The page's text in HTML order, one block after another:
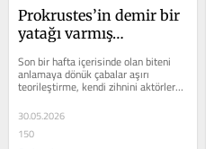
Prokrustes’in demir bir
yatağı varmış…
Son bir hafta içerisinde olan biteni
anlamaya dönük çabalar aşırı
teorileştirme, kendi zihnini aktörlere
yansıtma ve postmortem analizin...
30.05.2026
150